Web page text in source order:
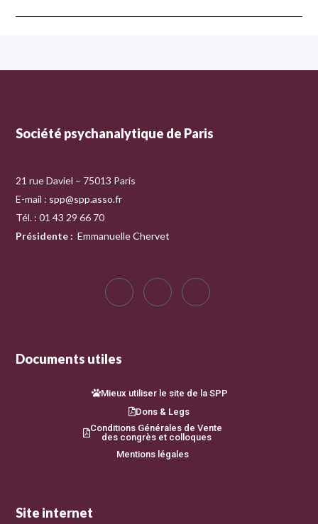
Société psychanalytique de Paris
21 rue Daviel – 75013 Paris
E-mail : spp@spp.asso.fr
Tél. : 01 43 29 66 70
Présidente : Emmanuelle Chervet
Documents utiles
Mieux utiliser le site de la SPP
Dons & Legs
Conditions Générales de Vente
des congrès et colloques
Mentions légales
Site internet